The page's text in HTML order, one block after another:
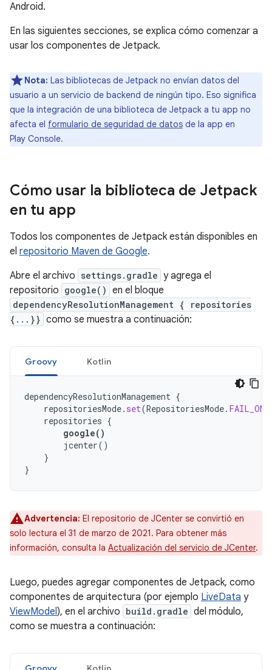
Android.
En las siguientes secciones, se explica cómo comenzar a
usar los componentes de Jetpack.
Nota: Las bibliotecas de Jetpack no envían datos del
usuario a un servicio de backend de ningún tipo. Eso significa
que la integración de una biblioteca de Jetpack a tu app no
afecta el formulario de seguridad de datos de la app en
Play Console.
Cómo usar la biblioteca de Jetpack
en tu app
Todos los componentes de Jetpack están disponibles en
el repositorio Maven de Google.
Abre el archivo settings.gradle y agrega el
repositorio google() en el bloque
dependencyResolutionManagement { repositories
{...}} como se muestra a continuación:
Groovy Kotlin
dependencyResolutionManagement {
repositoriesMode. set(RepositoriesMode.
repositories {
google()
jcenter()
}
}
Advertencia: El repositorio de JCenter se convirtió en
solo lectura el 31 de marzo de 2021. Para obtener más
información, consulta la Actualización del servicio de JCenter.
Luego, puedes agregar componentes de Jetpack, como
componentes de arquitectura (por ejemplo LiveData y
ViewModel), en el archivo build.gradle del módulo,
como se muestra a continuación: